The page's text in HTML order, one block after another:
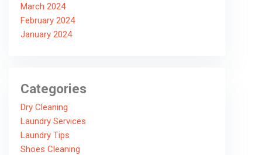
March 2024
February 2024
January 2024
Categories
Dry Cleaning
Laundry Services
Laundry Tips
Shoes Cleaning